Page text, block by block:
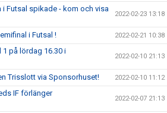
Futsal spikade - kom och visa
2022-02-23 13:18
i Futsal ! 2022-02-21 10:38
1 på lördag 16.30 i
2022-02-10 21:13
Trisslott via Sponsorhuset! 2022-02-10 11:12
IF förlänger
2022-02-07 21:13